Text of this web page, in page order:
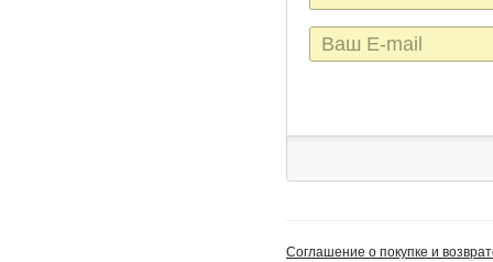
E-
mail
Соглашение о покупке и